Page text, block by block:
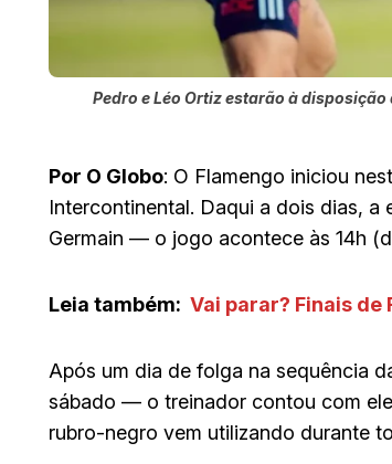
Pedro e Léo Ortiz estarão à
Por O Globo: O Flamengo iniciou
Intercontinental. Daqui a dois dias, a
Germain — o jogo acontece às 14h
Leia também: Vai parar? Finais
Após um dia de folga na sequência
sábado — o treinador contou com
rubro-negro vem utilizando durante